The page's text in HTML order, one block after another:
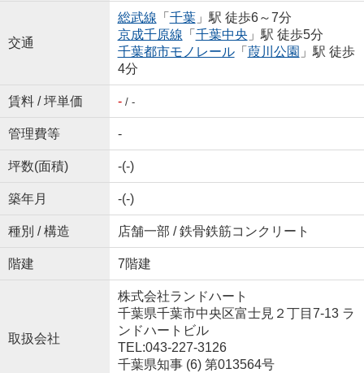
交通
総武線 「 千葉」駅 徒歩6～7分
京成千原線 「 千葉中央 」駅 徒歩5分
千葉都市モノレール「 葭川公園 」駅 徒歩
4分
賃料 / 坪単価 -/ -
管理費等 -
坪数(面積) -(-)
築年月 -(-)
種別 / 構造 店舗一部 / 鉄骨鉄筋コンクリート
階建 7階建
取扱会社
株式会社ランドハート
千葉県千葉市中央区富士見２丁目7-13 ラ
ンドハートビル
TEL:043-227-3126
千葉県知事 (6) 第013564号